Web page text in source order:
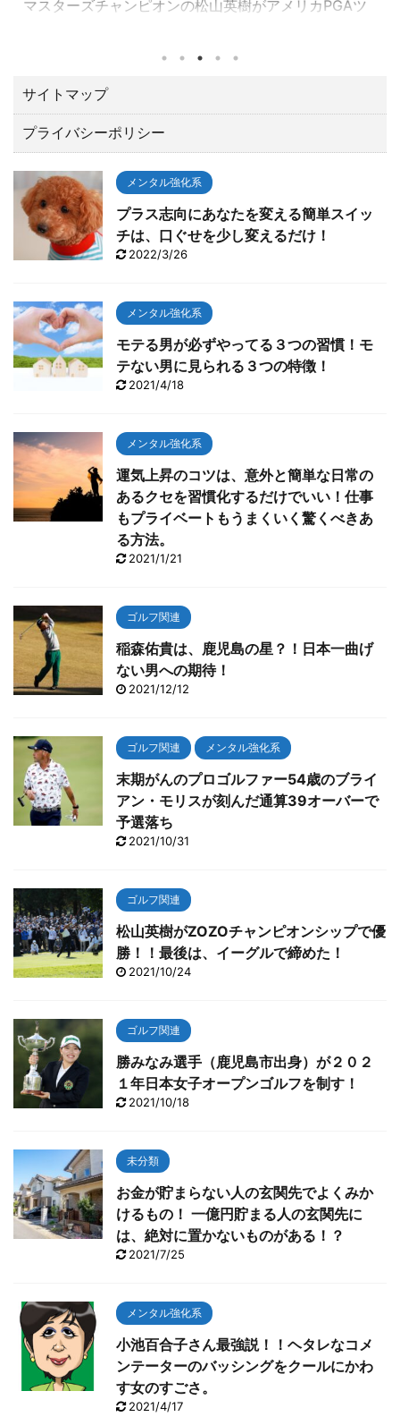
マスターズチャンピオンの松山英樹がアメリカPGAツ
んと２億３００万円。日本ツアーと較べてひとケタ違
います。 最後の１８番ロングホールでは、２オンでワ
ンパットのイーグルで締める圧巻の終わり方でガッツ
ポーズ。 いやあカッコよすぎて「やったー！！」と思
わずTVに向って叫んでしまいました。 今回は、肝心な
とこ ...
サイトマップ
プライバシーポリシー
メンタル強化系
プラス志向にあなたを変える簡単スイッ
チは、口ぐせを少し変えるだけ！
2022/3/26
メンタル強化系
モテる男が必ずやってる３つの習慣！モ
テない男に見られる３つの特徴！
2021/4/18
メンタル強化系
運気上昇のコツは、意外と簡単な日常の
あるクセを習慣化するだけでいい！仕事
もプライベートもうまくいく驚くべきあ
る方法。
2021/1/21
ゴルフ関連
稲森佑貴は、鹿児島の星？！日本一曲げ
ない男への期待！
2021/12/12
ゴルフ関連 メンタル強化系
末期がんのプロゴルファー54歳のブライ
アン・モリスが刻んだ通算39オーバーで
予選落ち
2021/10/31
ゴルフ関連
松山英樹がZOZOチャンピオンシップで優
勝！！最後は、イーグルで締めた！
2021/10/24
ゴルフ関連
勝みなみ選手（鹿児島市出身）が２０２
１年日本女子オープンゴルフを制す！
2021/10/18
未分類
お金が貯まらない人の玄関先でよくみか
けるもの！ 一億円貯まる人の玄関先に
は、絶対に置かないものがある！？
2021/7/25
メンタル強化系
小池百合子さん最強説！！ヘタレなコメ
ンテーターのバッシングをクールにかわ
す女のすごさ。
2021/4/17